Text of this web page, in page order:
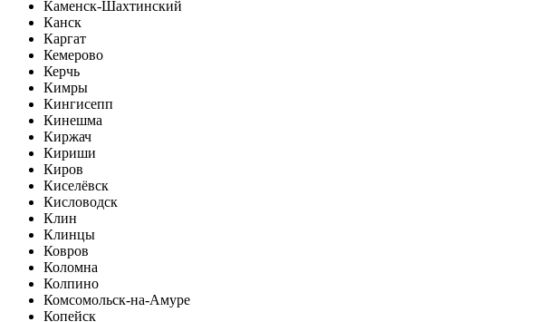
Каменск-Шахтинский
Канск
Каргат
Кемерово
Керчь
Кимры
Кингисепп
Кинешма
Киржач
Кириши
Киров
Киселёвск
Кисловодск
Клин
Клинцы
Ковров
Коломна
Колпино
Комсомольск-на-Амуре
Копейск